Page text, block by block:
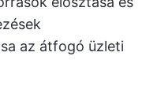
az átfogó üzleti